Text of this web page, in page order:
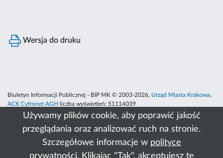
Używamy plików cookie, aby poprawić jakość
przeglądania oraz analizować ruch na stronie.
Szczegółowe informacje w polityce
prywatności. Klikając "Tak", akceptujesz te
Wersja do druku
Biuletyn Informacji Publicznej - BIP MK © 2003-2026, Urząd Miasta Krakowa,
ACK Cyfronet AGH
liczba wyświetleń: 51114039